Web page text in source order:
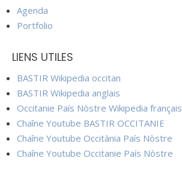
Agenda
Portfolio
LIENS UTILES
BASTIR Wikipedia occitan
BASTIR Wikipedia anglais
Occitanie País Nòstre Wikipedia français
Chaîne Youtube BASTIR OCCITANIE
Chaîne Youtube Occitània País Nòstre
Chaîne Youtube Occitanie País Nòstre